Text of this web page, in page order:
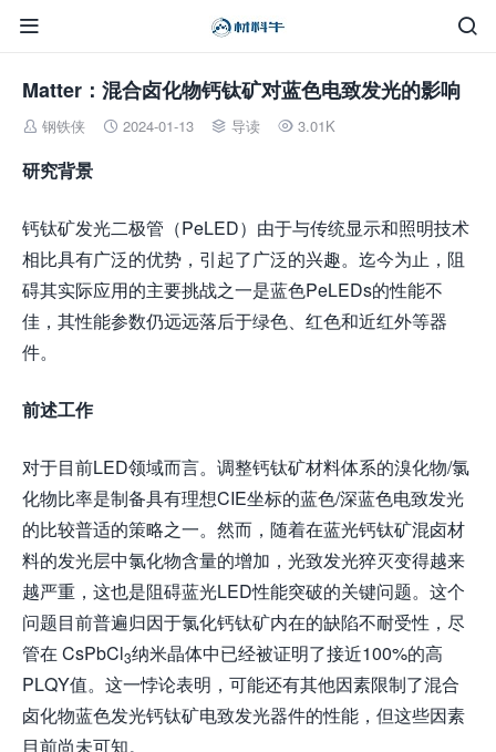


Matter：混合卤化物钙钛矿对蓝色电致发光的影响
 钢铁侠  2024-01-13  导读  3.01K
研究背景
钙钛矿发光二极管（PeLED）由于与传统显示和照明技术
相比具有广泛的优势，引起了广泛的兴趣。迄今为止，阻
碍其实际应用的主要挑战之一是蓝色PeLEDs的性能不
佳，其性能参数仍远远落后于绿色、红色和近红外等器
件。
前述工作
对于目前LED领域而言。调整钙钛矿材料体系的溴化物/氯
化物比率是制备具有理想CIE坐标的蓝色/深蓝色电致发光
的比较普适的策略之一。然而，随着在蓝光钙钛矿混卤材
料的发光层中氯化物含量的增加，光致发光猝灭变得越来
越严重，这也是阻碍蓝光LED性能突破的关键问题。这个
问题目前普遍归因于氯化钙钛矿内在的缺陷不耐受性，尽
管在 CsPbCl3纳米晶体中已经被证明了接近100%的高
PLQY值。这一悖论表明，可能还有其他因素限制了混合
卤化物蓝色发光钙钛矿电致发光器件的性能，但这些因素
目前尚未可知。